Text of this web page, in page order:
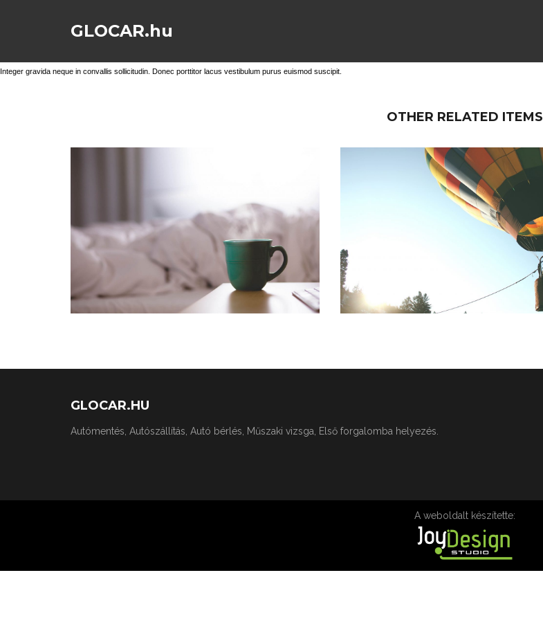
GLOCAR.hu
Integer gravida neque in convallis sollicitudin. Donec porttitor lacus vestibulum purus euismod suscipit.
OTHER RELATED ITEMS
GOOD MORNING!
GLOCAR.HU
Autómentés, Autószállítás, Autó bérlés, Műszaki vizsga, Első forgalomba helyezés.
A weboldalt készítette: